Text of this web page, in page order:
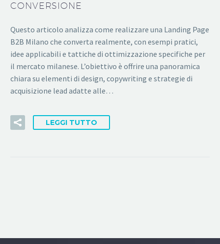
CONVERSIONE
Questo articolo analizza come realizzare una Landing Page
B2B Milano che converta realmente, con esempi pratici,
idee applicabili e tattiche di ottimizzazione specifiche per
il mercato milanese. L’obiettivo è offrire una panoramica
chiara su elementi di design, copywriting e strategie di
acquisizione lead adatte alle…
LEGGI TUTTO